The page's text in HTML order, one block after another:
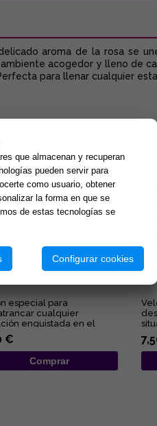
aroma de la rosa se
acogedor y lleno de
para llenar cualquier
DESATANUDOS ROJO
especial para
cualquier
enquistada en el
amoroso y sexual....
€
Comprar
de
que almacenan y recuperan
pueden servir para
como usuario, obtener
la forma en que se
de estas tecnologías se
Configurar cookies